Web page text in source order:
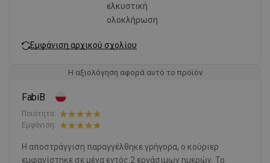
ελκυστική
ολοκλήρωση
Εμφάνιση αρχικού σχολίου
Η αξιολόγηση αφορά αυτό το προϊόν
FabiB
Ποιότητα:
Εμφάνιση:
Η αποστράγγιση παραγγέλθηκε γρήγορα, ο κούριερ
εμφανίστηκε σε μένα εντός 2 εργάσιμων ημερών. Το